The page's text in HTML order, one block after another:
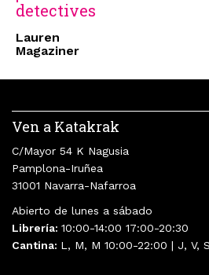
detectives
Lauren
Magaziner
Ven a Katakrak
C/Mayor 54 K Nagusia
Pamplona-Iruñea
31001 Navarra-Nafarroa
Abierto de lunes a sábado
Librería: 10:00-14:00 17:00-20:30
Cantina: L, M, M 10:00-22:00 | J, V,